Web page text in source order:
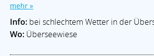
mehr »
Info: bei schlechtem Wetter in der
Wo: Überseewiese